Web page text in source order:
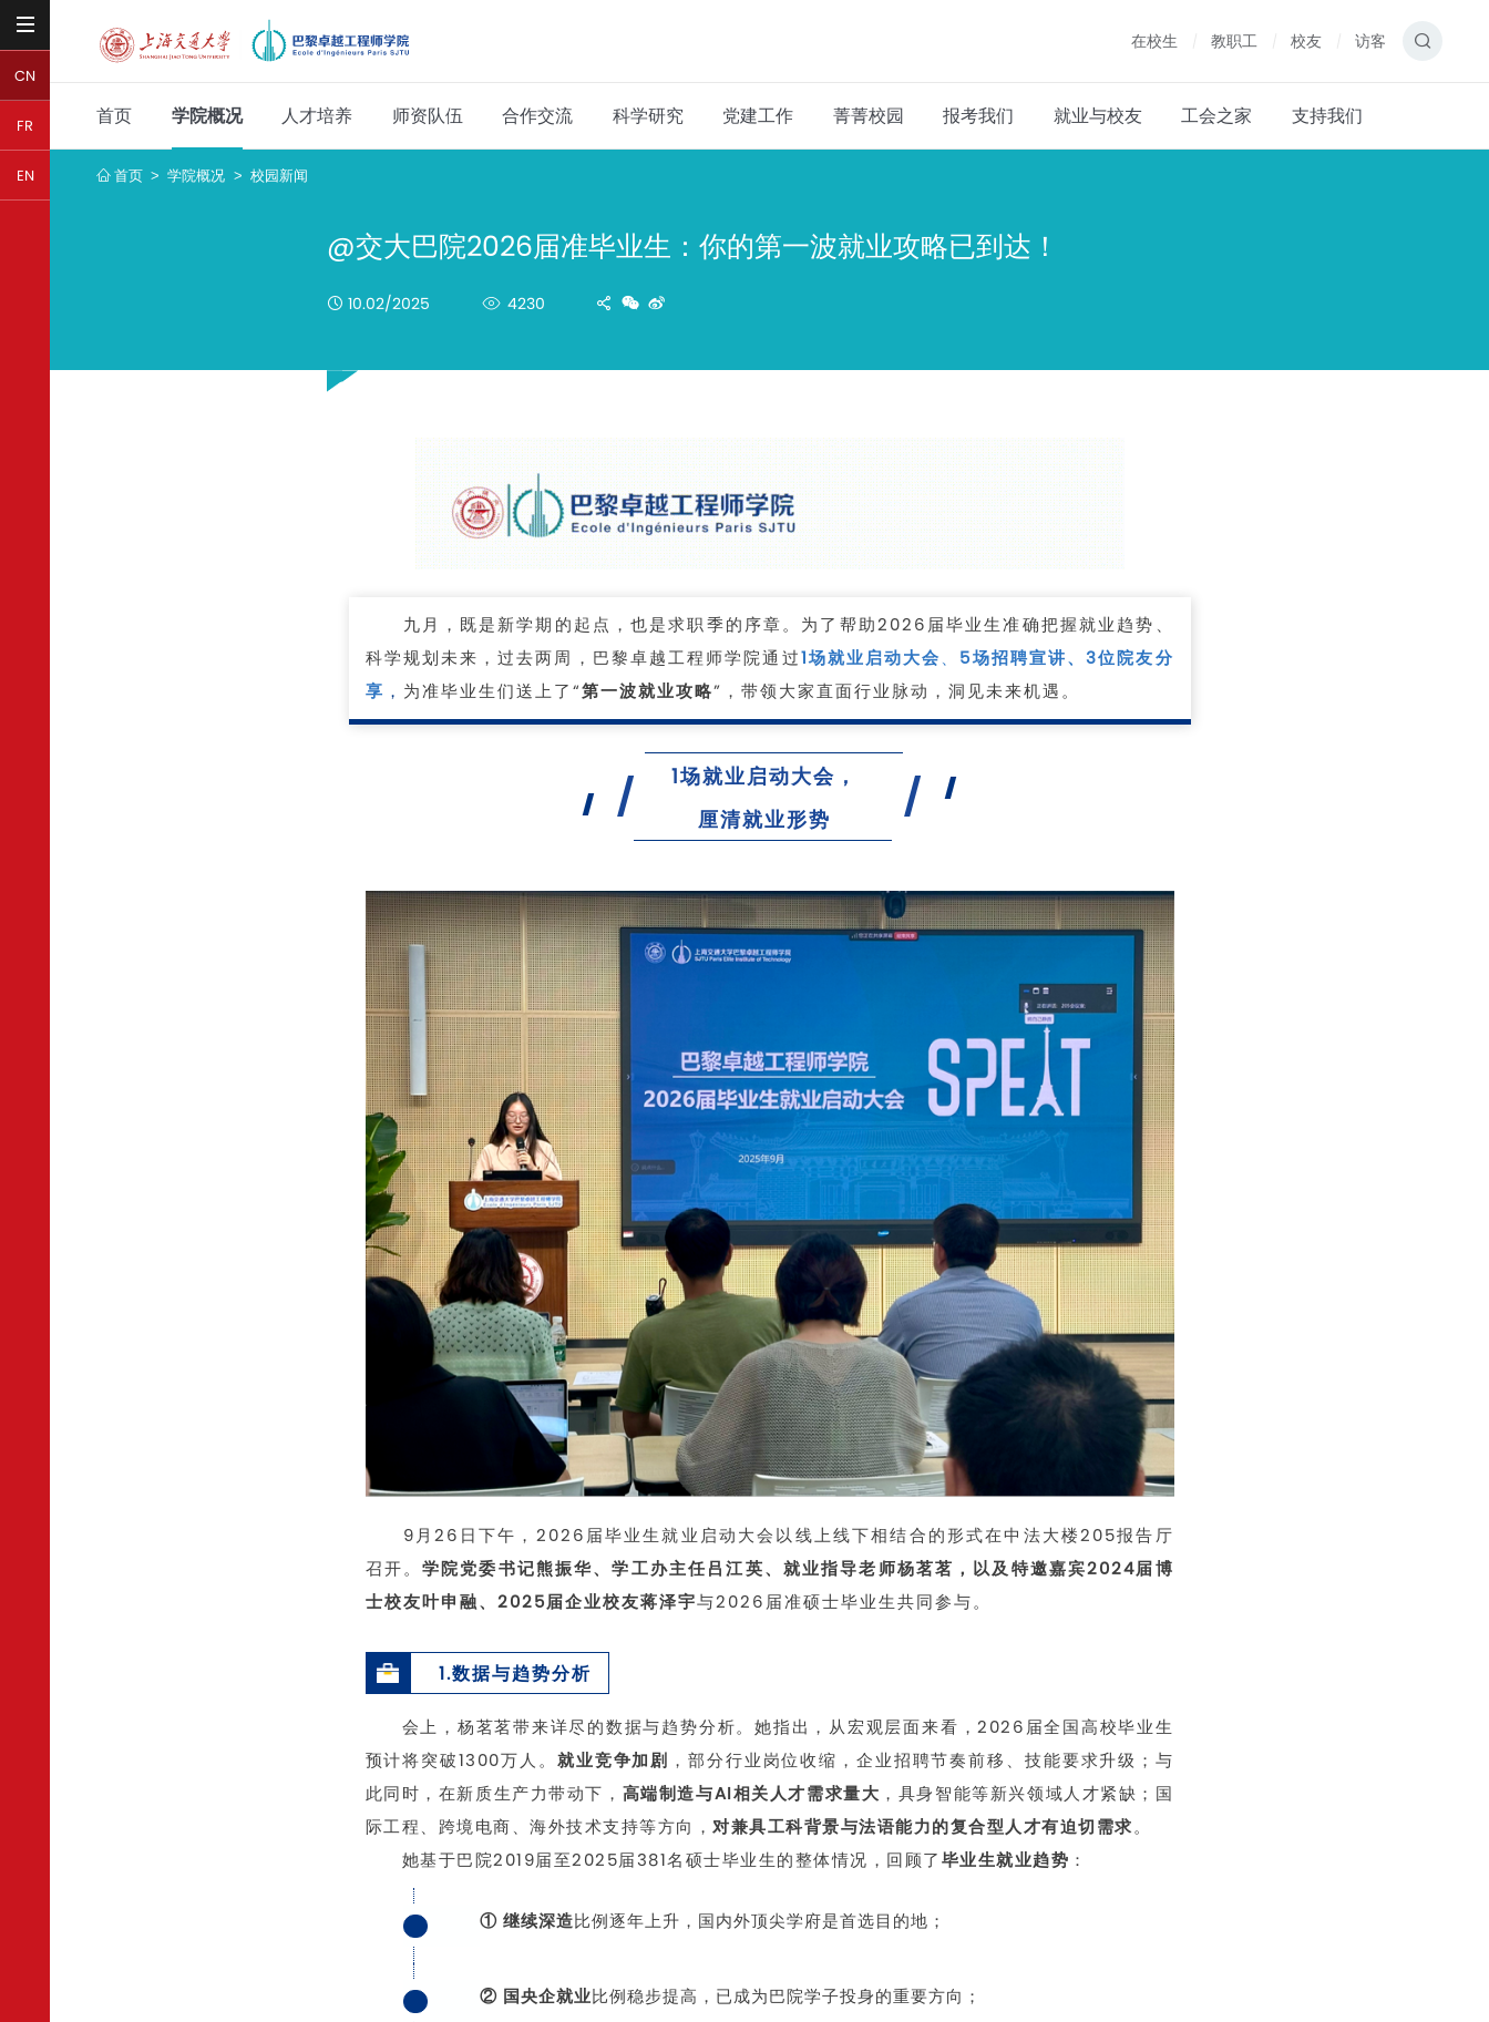
CN
FR
EN
在校生 教职工 校友 访客
首页 学院概况 人才培养 师资队伍 合作交流 科学研究 党建工作 菁菁校园 报考我们 就业与校友 工会之家 支持我们
首页 > 学院概况 > 校园新闻
@交大巴院2026届准毕业生：你的第一波就业攻略已到达！
10.02/2025 4230
九月，既是新学期的起点，也是求职季的序章。为了帮助2026届毕业生准确把握就业趋势、
科学规划未来，过去两周，巴黎卓越工程师学院通过1场就业启动大会、 5场招聘宣讲、3位院友分
享 ， 为准毕业生们送上了“第一波就业攻略”，带领大家直面行业脉动，洞见未来机遇。
1场就业启动大会，
厘清就业形势
9月26日下午，2026届毕业生就业启动大会以线上线下相结合的形式在中法大楼205报告厅
召开。 学院党委书记熊振华、学工办主任吕江英、就业指导老师杨茗茗，以及特邀嘉宾2024届博
士校友叶申融、2025届企业校友蒋泽宇与2026届准硕士毕业生共同参与。
1.数据与趋势分析
会上，杨茗茗带来详尽的数据与趋势分析。她指出，从宏观层面来看，2026届全国高校毕业生
预计将突破1300万人。 就业竞争加剧 ，部分行业岗位收缩，企业招聘节奏前移、技能要求升级；与
此同时，在新质生产力带动下， 高端制造与AI相关人才需求量大 ，具身智能等新兴领域人才紧缺；国
际工程、跨境电商、海外技术支持等方向， 对兼具工科背景与法语能力的复合型人才有迫切需求。
她基于巴院2019届至2025届381名硕士毕业生的整体情况，回顾了毕业生就业趋势 ：
① 继续深造比例逐年上升，国内外顶尖学府是首选目的地；
② 国央企就业比例稳步提高，已成为巴院学子投身的重要方向；